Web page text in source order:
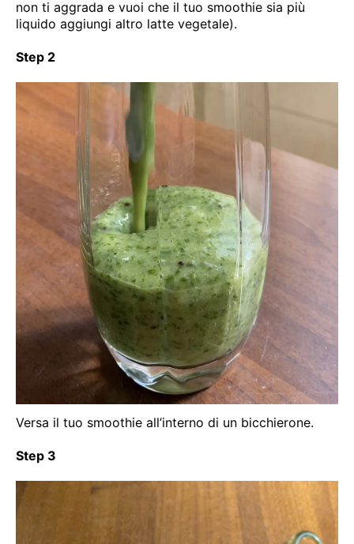
non ti aggrada e vuoi che il tuo smoothie sia più
liquido aggiungi altro latte vegetale).
Step 2
Versa il tuo smoothie all’interno di un bicchierone.
Step 3